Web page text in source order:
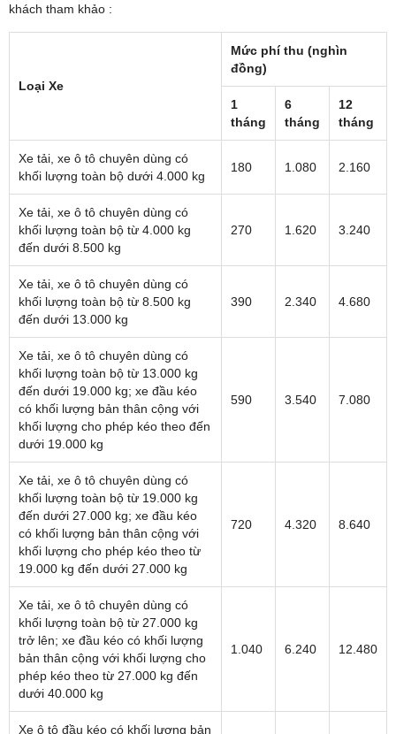
khách tham khảo :
Loại Xe
Mức phí thu (nghìn
đồng)
1
tháng
6
tháng
12
tháng
Xe tải, xe ô tô chuyên dùng có
khối lượng toàn bộ dưới 4.000 kg
180 1.080 2.160
Xe tải, xe ô tô chuyên dùng có
khối lượng toàn bộ từ 4.000 kg
đến dưới 8.500 kg
270 1.620 3.240
Xe tải, xe ô tô chuyên dùng có
khối lượng toàn bộ từ 8.500 kg
đến dưới 13.000 kg
390 2.340 4.680
Xe tải, xe ô tô chuyên dùng có
khối lượng toàn bộ từ 13.000 kg
đến dưới 19.000 kg; xe đầu kéo
có khối lượng bản thân cộng với
khối lượng cho phép kéo theo đến
dưới 19.000 kg
590 3.540 7.080
Xe tải, xe ô tô chuyên dùng có
khối lượng toàn bộ từ 19.000 kg
đến dưới 27.000 kg; xe đầu kéo
có khối lượng bản thân cộng với
khối lượng cho phép kéo theo từ
19.000 kg đến dưới 27.000 kg
720 4.320 8.640
Xe tải, xe ô tô chuyên dùng có
khối lượng toàn bộ từ 27.000 kg
trở lên; xe đầu kéo có khối lượng
bản thân cộng với khối lượng cho
phép kéo theo từ 27.000 kg đến
dưới 40.000 kg
1.040 6.240 12.480
Xe ô tô đầu kéo có khối lượng bản